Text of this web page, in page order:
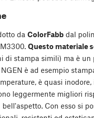
da ColorFabb dal
Questo materiale
di stampa simili) ma è un
è ad esempio
è quasi
leggermente migliori
Con esso si